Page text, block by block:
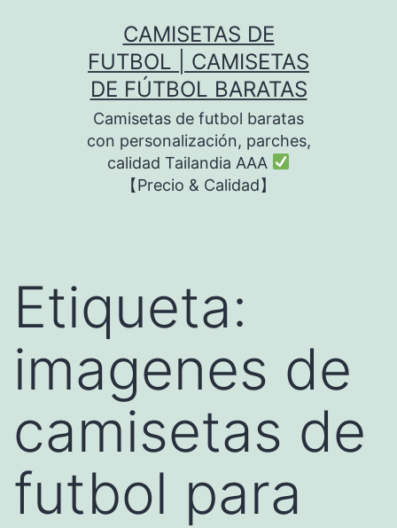
CAMISETAS DE
FUTBOL | CAMISETAS
DE FÚTBOL BARATAS
Camisetas de futbol baratas
con personalización, parches,
calidad Tailandia AAA
【Precio & Calidad】
Etiqueta:
imagenes de
camisetas de
futbol para